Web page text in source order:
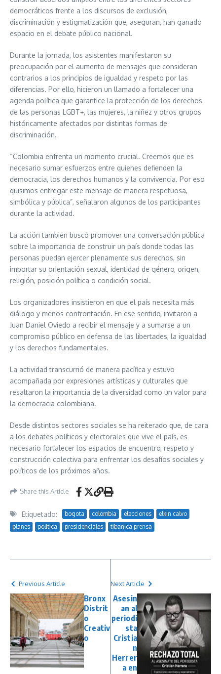
democráticos frente a los discursos de exclusión,
discriminación y estigmatización que, aseguran, han ganado
espacio en el debate público nacional.
Durante la jornada, los asistentes manifestaron su
preocupación por el aumento de mensajes que consideran
contrarios a los principios de igualdad y respeto por las
diferencias. Por ello, hicieron un llamado a fortalecer una
agenda política que garantice la protección de los derechos
de las personas LGBT+, las mujeres, la niñez y otros grupos
históricamente afectados por distintas formas de
discriminación.
“Colombia enfrenta un momento crucial. Creemos que es
necesario sumar esfuerzos entre quienes defienden la
democracia, los derechos humanos y la convivencia. Por eso
quisimos entregar este mensaje de manera respetuosa,
simbólica y pública”, señalaron algunos de los participantes
durante la actividad.
La acción también buscó promover una conversación pública
sobre la importancia de construir un país donde todas las
personas puedan ejercer plenamente sus derechos, sin
importar su orientación sexual, identidad de género, origen,
religión, posición política o condición social.
Los organizadores insistieron en que el país necesita más
diálogo y menos confrontación. En ese sentido, invitaron a
Juan Daniel Oviedo a recibir el mensaje y a sumarse a un
compromiso público en defensa de las libertades, la igualdad
y los derechos fundamentales.
La actividad transcurrió de manera pacífica y estuvo
acompañada por expresiones artísticas y culturales que
resaltaron la importancia de la diversidad como un valor para
la democracia colombiana.
Desde distintos sectores sociales se ha reiterado que, de cara
a los debates políticos y electorales que vive el país, es
necesario fortalecer los espacios de encuentro, respeto y
construcción colectiva para enfrentar los desafíos sociales y
políticos de los próximos años.
Share this Article
Etiquetado: bogota colombia elecciones
elkin calvo
planes
politica presidenciales tibanica prensa
Previous Article
Bronx
Distrit
o
Creativ
o
Next Article
Asesin
an al
periodi
sta
Cristia
n
Herrer
a en